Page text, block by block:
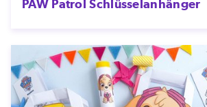
PAW Patrol Schlüsselanhänger